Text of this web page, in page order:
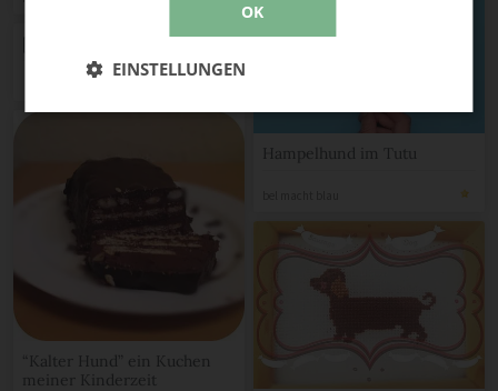
Hampelhund im Tutu
[Anleitung] Wuffis „Bällebad“
“Kalter Hund” ein Kuchen
meiner Kinderzeit
OK
EINSTELLUNGEN